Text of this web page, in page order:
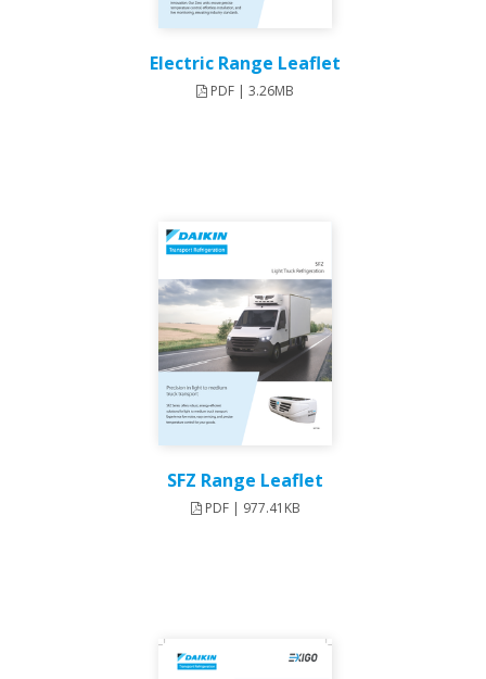
Electric Range Leaflet
PDF | 3.26MB
SFZ Range Leaflet
PDF | 977.41KB